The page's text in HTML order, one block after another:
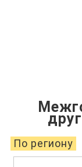
По региону